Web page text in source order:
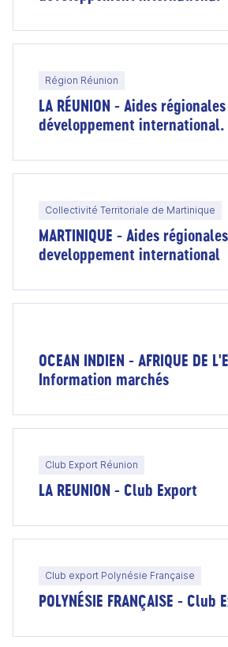
Région Réunion
LA RÉUNION - Aides
développement international.
Collectivité Territoriale de Martinique
MARTINIQUE - Aides
developpement international
OCEAN INDIEN - AFRIQUE DE
Information marchés
Club Export Réunion
LA REUNION - Club Export
Club export Polynésie Française
POLYNÉSIE FRANÇAISE - Club